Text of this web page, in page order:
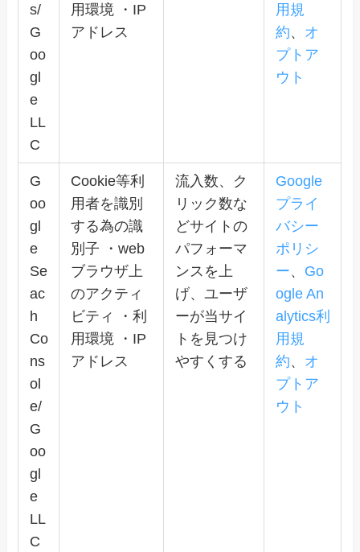
s/
G
oo
gl
e
LL
C
用環境 ・IP
アドレス
用規
約、 オ
プトア
ウト
G
oo
gl
e
Se
ac
h
Co
ns
ol
e/
G
oo
gl
e
LL
C
Cookie等利
用者を識別
する為の識
別子 ・web
ブラウザ上
のアクティ
ビティ ・利
用環境 ・IP
アドレス
流入数、ク
リック数な
どサイトの
パフォーマ
ンスを上
げ、ユーザ
ーが当サイ
トを見つけ
やすくする
Google
プライ
バシー
ポリシ
ー、 Go
ogle An
alytics利
用規
約、 オ
プトア
ウト